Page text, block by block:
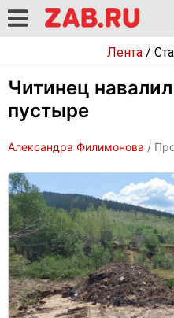
Лента/
Читинец
пустыре
Александра Филимонова /